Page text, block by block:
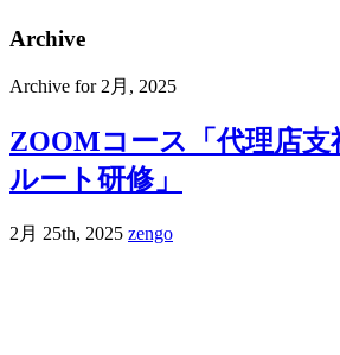
Archive
Archive for 2月, 2025
ZOOMコース「代理店支
ルート研修」
2月 25th, 2025 zengo